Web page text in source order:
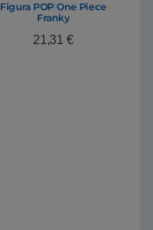
Figura POP One Piece
Franky
21,31 €